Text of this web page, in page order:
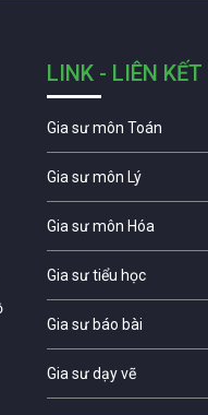
LINK - LIÊN KẾT
Gia sư môn Toán
Gia sư môn Lý
Gia sư môn Hóa
Gia sư tiểu học
Gia sư báo bài
Gia sư dạy vẽ